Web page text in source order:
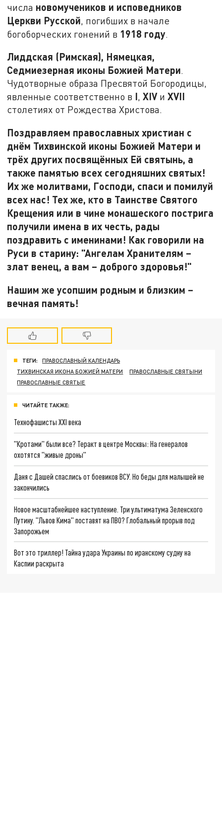
числа новомучеников и исповедников
Церкви Русской, погибших в начале
богоборческих гонений в 1918 году.
Лиддская (Римская), Нямецкая,
Седмиезерная иконы Божией Матери.
Чудотворные образа Пресвятой Богородицы,
явленные соответственно в I, XIV и XVII
столетиях от Рождества Христова.
Поздравляем православных христиан с
днём Тихвинской иконы Божией Матери и
трёх других посвящённых Ей святынь, а
также памятью всех сегодняшних святых!
Их же молитвами, Господи, спаси и помилуй
всех нас! Тех же, кто в Таинстве Святого
Крещения или в чине монашеского пострига
получили имена в их честь, рады
поздравить с именинами! Как говорили на
Руси в старину: "Ангелам Хранителям –
злат венец, а вам – доброго здоровья!"
Нашим же усопшим родным и близким –
вечная память!
ТЕГИ:
ПРАВОСЛАВНЫЙ КАЛЕНДАРЬ
ТИХВИНСКАЯ ИКОНА БОЖИЕЙ МАТЕРИ
ПРАВОСЛАВНЫЕ СВЯТЫНИ
ПРАВОСЛАВНЫЕ СВЯТЫЕ
ЧИТАЙТЕ ТАКЖЕ:
Технофашисты XXI века
"Кротами" были все? Теракт в центре Москвы: На генералов
охотятся "живые дроны"
Даня с Дашей спаслись от боевиков ВСУ. Но беды для малышей не
закончились
Новое масштабнейшее наступление. Три ультиматума Зеленского
Путину. "Львов Кима" поставят на ПВО? Глобальный прорыв под
Запорожьем
Вот это триллер! Тайна удара Украины по иранскому судну на
Каспии раскрыта